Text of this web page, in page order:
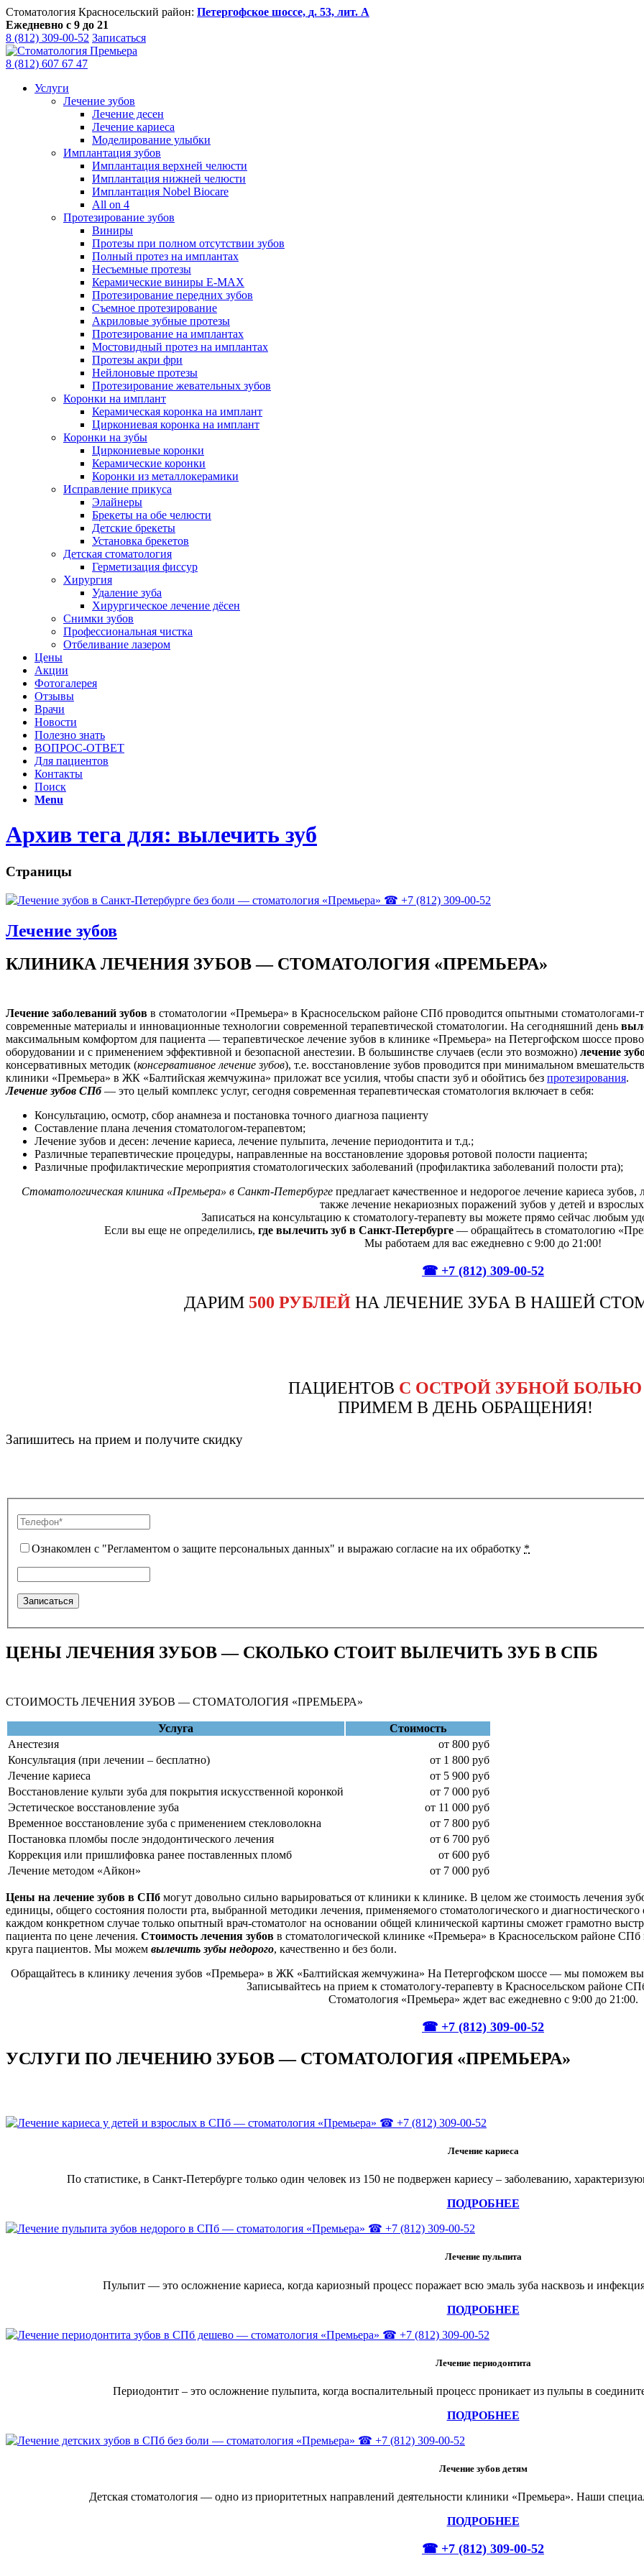
Стоматология Красносельский район: Петергофское шоссе, д. 53, лит. А
Ежедневно с 9 до 21
8 (812) 309-00-52 Записаться
8 (812) 607 67 47
Услуги
Лечение зубов
Лечение десен
Лечение кариеса
Моделирование улыбки
Имплантация зубов
Имплантация верхней челюсти
Имплантация нижней челюсти
Имплантация Nobel Biocare
All on 4
Протезирование зубов
Виниры
Протезы при полном отсутствии зубов
Полный протез на имплантах
Несъемные протезы
Керамические виниры E-MAX
Протезирование передних зубов
Съемное протезирование
Акриловые зубные протезы
Протезирование на имплантах
Мостовидный протез на имплантах
Протезы акри фри
Нейлоновые протезы
Протезирование жевательных зубов
Коронки на имплант
Керамическая коронка на имплант
Циркониевая коронка на имплант
Коронки на зубы
Циркониевые коронки
Керамические коронки
Коронки из металлокерамики
Исправление прикуса
Элайнеры
Брекеты на обе челюсти
Детские брекеты
Установка брекетов
Детская стоматология
Герметизация фиссур
Хирургия
Удаление зуба
Хирургическое лечение дёсен
Снимки зубов
Профессиональная чистка
Отбеливание лазером
Цены
Акции
Фотогалерея
Отзывы
Врачи
Новости
Полезно знать
ВОПРОС-ОТВЕТ
Для пациентов
Контакты
Поиск
Menu
Архив тега для: вылечить зуб
Страницы
Лечение зубов
КЛИНИКА ЛЕЧЕНИЯ ЗУБОВ — СТОМАТОЛОГИЯ «ПРЕМЬЕРА»
Лечение заболеваний зубов в стоматологии «Премьера» в Красносельском районе СПб проводится опытными
современные материалы и инновационные технологии современной терапевтической стоматологии. На сегодняшний день
максимальным комфортом для пациента — терапевтическое лечение зубов в клинике «Премьера» на Петергофском шоссе
оборудовании и с применением эффективной и безопасной анестезии. В большинстве случаев (если это возможно) лечение
консервативных методик (консервативное лечение зубов), т.е. восстановление зубов проводится при минимальном
клиники «Премьера» в ЖК «Балтийская жемчужина» приложат все усилия, чтобы спасти зуб и обойтись без протезирования.
Лечение зубов СПб— это целый комплекс услуг, сегодня современная терапевтическая стоматология включает в себя:
Консультацию, осмотр, сбор анамнеза и постановка точного диагноза пациенту
Составление плана лечения стоматологом-терапевтом;
Лечение зубов и десен: лечение кариеса, лечение пульпита, лечение периодонтита и т.д.;
Различные терапевтические процедуры, направленные на восстановление здоровья ротовой полости пациента;
Различные профилактические мероприятия стоматологических заболеваний (профилактика заболеваний полости рта);
Стоматологическая клиника «Премьера» в Санкт-Петербургепредлагает качественное и недорогое лечение кариеса
также лечение некариозных поражений зубов у детей и
Записаться на консультацию к стоматологу-терапевту вы можете прямо сейчас любым
Если вы еще не определились, где вылечить зуб в Санкт-Петербурге— обращайтесь в стоматологию
Мы работаем для вас ежедневно с 9:00 до 21:00!
☎ +7 (812) 309-00-52
ДАРИМ 500 РУБЛЕЙ НА ЛЕЧЕНИЕ ЗУБА В НАШЕЙ
ПАЦИЕНТОВ С ОСТРОЙ ЗУБНОЙ БОЛЬЮ
ПРИМЕМ В ДЕНЬ ОБРАЩЕНИЯ!
Запишитесь на прием и получите скидку
Ознакомлен с "Регламентом о защите персональных данных" и выражаю согласие на их обработку *
ЦЕНЫ ЛЕЧЕНИЯ ЗУБОВ — СКОЛЬКО СТОИТ ВЫЛЕЧИТЬ ЗУБ В СПБ
СТОИМОСТЬ ЛЕЧЕНИЯ ЗУБОВ — СТОМАТОЛОГИЯ «ПРЕМЬЕРА»
Услуга
Стоимость
Анестезия
от 800 руб
Консультация (при лечении – бесплатно)
от 1 800 руб
Лечение кариеса
от 5 900 руб
Восстановление культи зуба для покрытия искусственной коронкой
от 7 000 руб
Эстетическое восстановление зуба
от 11 000 руб
Временное восстановление зуба с применением стекловолокна
от 7 800 руб
Постановка пломбы после эндодонтического лечения
от 6 700 руб
Коррекция или пришлифовка ранее поставленных пломб
от 600 руб
Лечение методом «Айкон»
от 7 000 руб
Цены на лечение зубов в СПб могут довольно сильно варьироваться от клиники к клинике. В целом же стоимость лечения
единицы, общего состояния полости рта, выбранной методики лечения, применяемого стоматологического и
каждом конкретном случае только опытный врач-стоматолог на основании общей клинической картины сможет грамотно
пациента по цене лечения. Стоимость лечения зубов в стоматологической клинике «Премьера» в Красносельском районе
круга пациентов. Мы можем вылечить зубы недорого, качественно и без боли.
Обращайтесь в клинику лечения зубов «Премьера» в ЖК «Балтийская жемчужина» На Петергофском шоссе — мы поможем
Записывайтесь на прием к стоматологу-терапевту в Красносельском районе
Стоматология «Премьера» ждет вас ежедневно с 9:00 до 21:00.
☎ +7 (812) 309-00-52
УСЛУГИ ПО ЛЕЧЕНИЮ ЗУБОВ — СТОМАТОЛОГИЯ «ПРЕМЬЕРА»
Лечение кариеса
По статистике, в Санкт-Петербурге только один человек из 150 не подвержен кариесу – заболеванию,
ПОДРОБНЕЕ
Лечение пульпита
Пульпит — это осложнение кариеса, когда кариозный процесс поражает всю эмаль зуба насквозь и
ПОДРОБНЕЕ
Лечение периодонтита
Периодонтит – это осложнение пульпита, когда воспалительный процесс проникает из пульпы в
ПОДРОБНЕЕ
Лечение зубов детям
Детская стоматология — одно из приоритетных направлений деятельности клиники «Премьера». Наши
ПОДРОБНЕЕ
☎ +7 (812) 309-00-52